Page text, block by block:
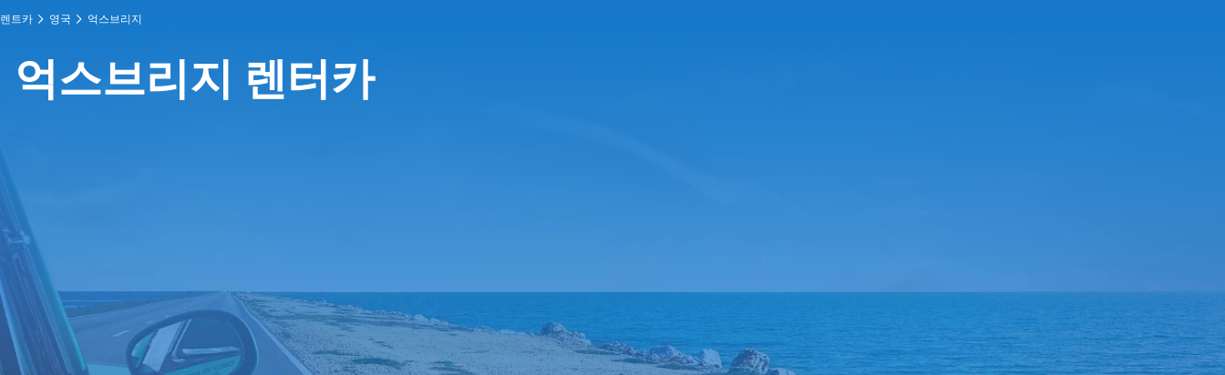
렌트카 영국 억스브리지
억스브리지 렌터카